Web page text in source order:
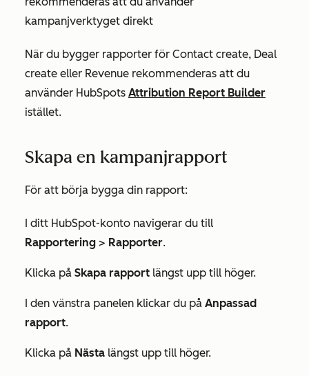
kampanjverktyget direkt
När du bygger rapporter för Contact create, Deal
create eller Revenue rekommenderas att du
använder HubSpots Attribution Report Builder
istället.
Skapa en kampanjrapport
För att börja bygga din rapport:
I ditt HubSpot-konto navigerar du till
Rapportering > Rapporter.
Klicka på Skapa rapport längst upp till höger.
I den vänstra panelen klickar du på Anpassad
rapport.
Klicka på Nästa längst upp till höger.